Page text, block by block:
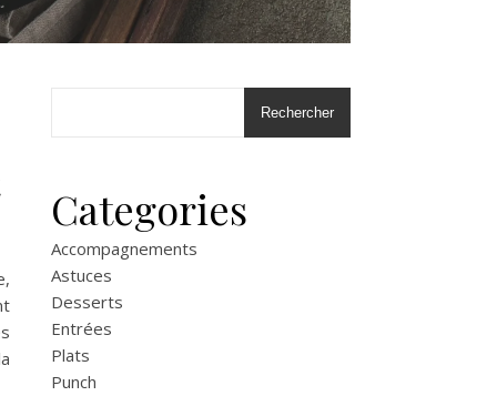
Rechercher
Categories
Accompagnements
Astuces
Desserts
Entrées
Plats
Punch